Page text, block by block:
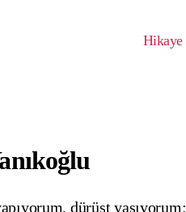
Hikaye
dürüst yaşıyorum;